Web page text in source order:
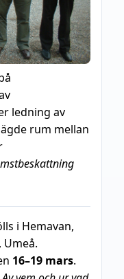
ledning av
rum mellan
i Hemavan,
16–19 mars.